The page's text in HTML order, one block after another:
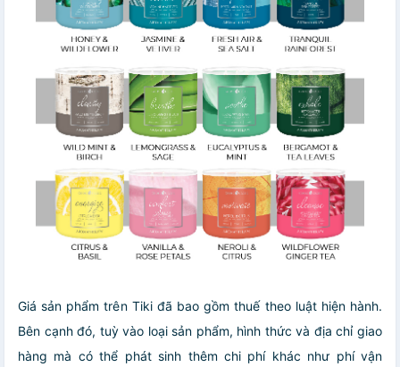
Giá sản phẩm trên Tiki đã bao gồm thuế theo luật hiện hành.
Bên cạnh đó, tuỳ vào loại sản phẩm, hình thức và địa chỉ giao
hàng mà có thể phát sinh thêm chi phí khác như phí vận